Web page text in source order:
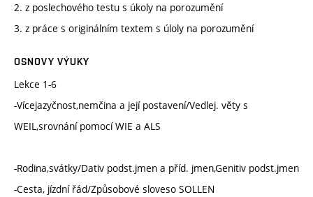
2. z poslechového testu s úkoly na porozumění
3. z práce s originálním textem s úloly na porozumění
OSNOVY VÝUKY
Lekce 1-6
-Vícejazyčnost,nemčina a její postavení/Vedlej. věty s
WEIL,srovnání pomocí WIE a ALS
-Rodina,svátky/Dativ podst.jmen a příd. jmen,Genitiv podst.jmen
-Cesta, jízdní řád/Způsobové sloveso SOLLEN